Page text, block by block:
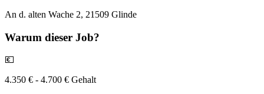
An d. alten Wache 2, 21509 Glinde
Warum dieser Job?
💶
4.350 € - 4.700 € Gehalt